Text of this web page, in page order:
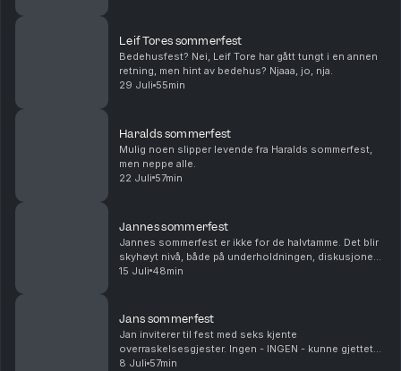
Leif Tores sommerfest
Bedehusfest? Nei, Leif Tore har gått tungt i en annen
retning, men hint av bedehus? Njaaa, jo, nja.
29 Juli 55min
Haralds sommerfest
Mulig noen slipper levende fra Haralds sommerfest,
men neppe alle.
22 Juli 57min
Jannes sommerfest
Jannes sommerfest er ikke for de halvtamme. Det blir
skyhøyt nivå, både på underholdningen, diskusjonene
og serveringen.
15 Juli 48min
Jans sommerfest
Jan inviterer til fest med seks kjente
overraskelsesgjester. Ingen - INGEN - kunne gjettet
hvem som dukker opp på denne nordiske
8 Juli 57min